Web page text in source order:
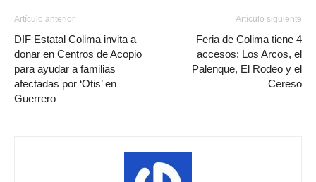
Artículo anterior
DIF Estatal Colima invita a
donar en Centros de Acopio
para ayudar a familias
afectadas por ‘Otis’ en
Guerrero
Artículo siguiente
Feria de Colima tiene 4
accesos: Los Arcos, el
Palenque, El Rodeo y el
Cereso